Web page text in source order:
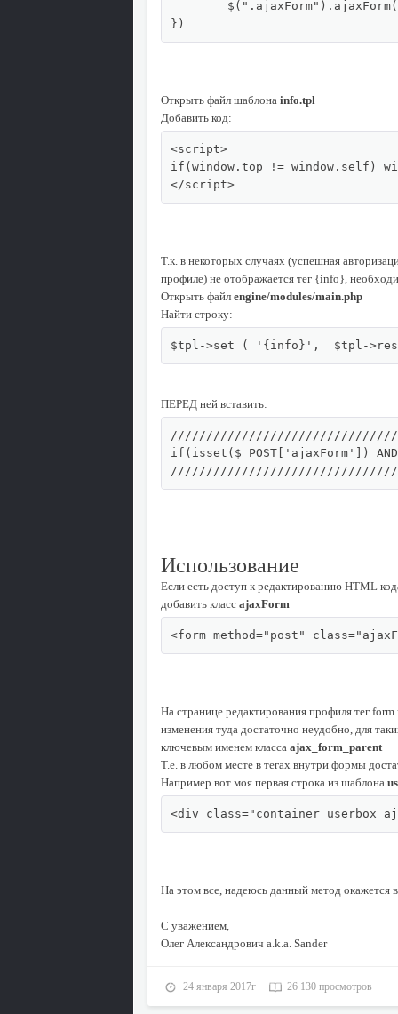
})
Открыть файл шаблона info.tpl
Добавить код:
<script>
if(window.top != window.self)
</script>
Т.к. в некоторых случаях (успешная
профиле) не отображается тег {info},
Открыть файл engine/modules/main.php
Найти строку:
$tpl->set ( '{info}',  $tpl-
ПЕРЕД ней вставить:
if(isset($_POST['ajaxForm'])
Использование
Если есть доступ к редактированию HTML
добавить класс ajaxForm
<form method="post"
На странице редактирования профиля тег
изменения туда достаточно неудобно, для
ключевым именем класса ajax_form_parent
Т.е. в любом месте в тегах внутри формы
Например вот моя первая строка из шаблона
<div class="container userbox
На этом все, надеюсь данный метод окажется
С уважением,
Олег Александрович a.k.a. Sander
24 января 2017г 26 130 просмотров